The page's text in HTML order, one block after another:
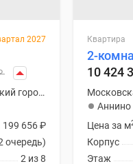
2027
Московская область, Ленинский городской округ
199 656₽
очередь)
2 из 8
Квартира
2-
10 424
Аннино
Цена за м
Корпус
Этаж